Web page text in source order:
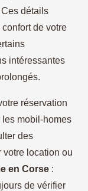
détails
de votre
intéressantes
réservation
mobil-homes
des
votre location ou
en Corse :
de vérifier